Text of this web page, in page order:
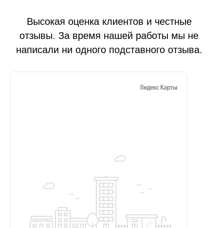
Высокая оценка клиентов и честные
отзывы. За время нашей работы мы не
написали ни одного подставного отзыва.